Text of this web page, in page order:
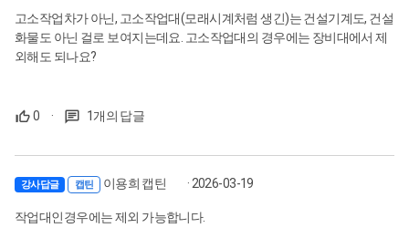
고소작업차가 아닌, 고소작업대(모래시계처럼 생긴)는 건설기계도, 건설
화물도 아닌 걸로 보여지는데요. 고소작업대의 경우에는 장비대에서 제
외해도 되나요?
0 · 1개의 답글
강사답글 캡틴 이용희 캡틴 · 2026-03-19
작업대인경우에는 제외 가능합니다.